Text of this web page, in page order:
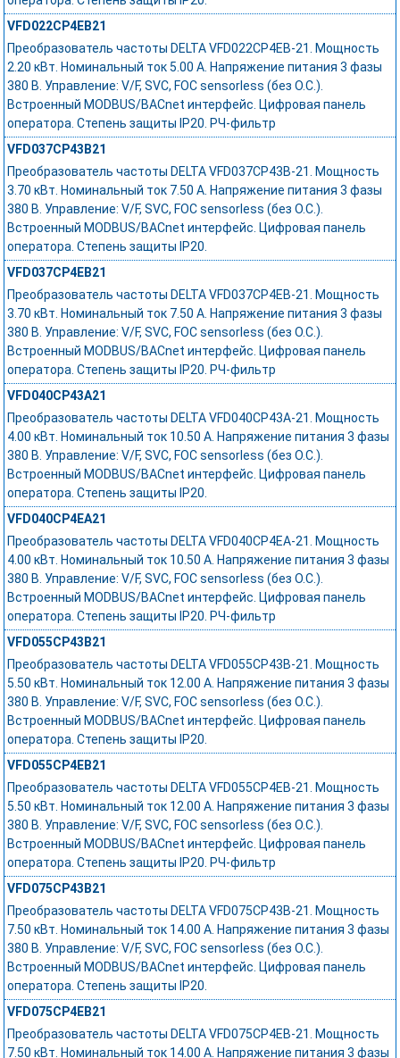
VFD022CP4EB21
Преобразователь частоты DELTA VFD022CP4EB-21. Мощность
2.20 кВт. Номинальный ток 5.00 А. Напряжение питания 3 фазы
380 В. Управление: V/F, SVC, FOC sensorless (без О.С.).
Встроенный MODBUS/BACnet интерфейс. Цифровая панель
оператора. Степень защиты IP20. РЧ-фильтр
VFD037CP43B21
Преобразователь частоты DELTA VFD037CP43B-21. Мощность
3.70 кВт. Номинальный ток 7.50 А. Напряжение питания 3 фазы
380 В. Управление: V/F, SVC, FOC sensorless (без О.С.).
Встроенный MODBUS/BACnet интерфейс. Цифровая панель
оператора. Степень защиты IP20.
VFD037CP4EB21
Преобразователь частоты DELTA VFD037CP4EB-21. Мощность
3.70 кВт. Номинальный ток 7.50 А. Напряжение питания 3 фазы
380 В. Управление: V/F, SVC, FOC sensorless (без О.С.).
Встроенный MODBUS/BACnet интерфейс. Цифровая панель
оператора. Степень защиты IP20. РЧ-фильтр
VFD040CP43A21
Преобразователь частоты DELTA VFD040CP43A-21. Мощность
4.00 кВт. Номинальный ток 10.50 А. Напряжение питания 3 фазы
380 В. Управление: V/F, SVC, FOC sensorless (без О.С.).
Встроенный MODBUS/BACnet интерфейс. Цифровая панель
оператора. Степень защиты IP20.
VFD040CP4EA21
Преобразователь частоты DELTA VFD040CP4EA-21. Мощность
4.00 кВт. Номинальный ток 10.50 А. Напряжение питания 3 фазы
380 В. Управление: V/F, SVC, FOC sensorless (без О.С.).
Встроенный MODBUS/BACnet интерфейс. Цифровая панель
оператора. Степень защиты IP20. РЧ-фильтр
VFD055CP43B21
Преобразователь частоты DELTA VFD055CP43B-21. Мощность
5.50 кВт. Номинальный ток 12.00 А. Напряжение питания 3 фазы
380 В. Управление: V/F, SVC, FOC sensorless (без О.С.).
Встроенный MODBUS/BACnet интерфейс. Цифровая панель
оператора. Степень защиты IP20.
VFD055CP4EB21
Преобразователь частоты DELTA VFD055CP4EB-21. Мощность
5.50 кВт. Номинальный ток 12.00 А. Напряжение питания 3 фазы
380 В. Управление: V/F, SVC, FOC sensorless (без О.С.).
Встроенный MODBUS/BACnet интерфейс. Цифровая панель
оператора. Степень защиты IP20. РЧ-фильтр
VFD075CP43B21
Преобразователь частоты DELTA VFD075CP43B-21. Мощность
7.50 кВт. Номинальный ток 14.00 А. Напряжение питания 3 фазы
380 В. Управление: V/F, SVC, FOC sensorless (без О.С.).
Встроенный MODBUS/BACnet интерфейс. Цифровая панель
оператора. Степень защиты IP20.
VFD075CP4EB21
Преобразователь частоты DELTA VFD075CP4EB-21. Мощность
7.50 кВт. Номинальный ток 14.00 А. Напряжение питания 3 фазы